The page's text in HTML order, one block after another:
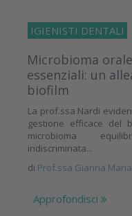
IGIENISTI DENTALI
Microbioma
essenziali: un
biofilm
La prof.ssa Nardi
gestione efficace del
microbioma
indiscriminata...
di Prof.ssa Gianna
Approfondisci